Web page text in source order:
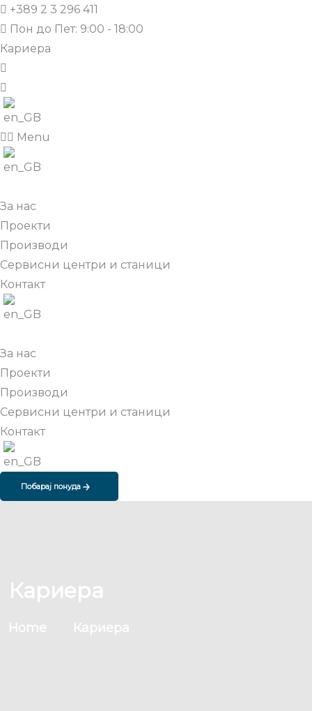
+389 2 3 296 411
Пон до Пет: 9:00 - 18:00
Кариера
Menu
За нас
Проекти
Производи
Сервисни центри и станици
Контакт
За нас
Проекти
Производи
Сервисни центри и станици
Контакт
Побарај понуда
Кариера
Home Кариера